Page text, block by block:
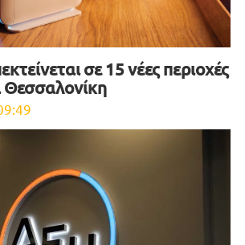
σε 15 νέες περιοχές
Θεσσαλονίκη